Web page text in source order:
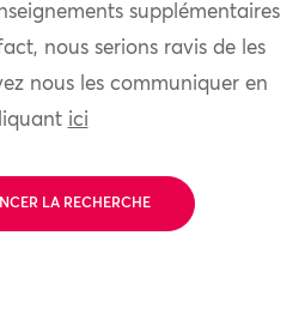
supplémentaires
nous serions ravis de les
nous les communiquer en
ici
LA RECHERCHE